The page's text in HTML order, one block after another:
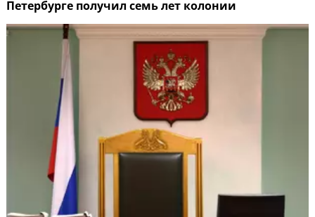
Петербурге получил семь лет колонии